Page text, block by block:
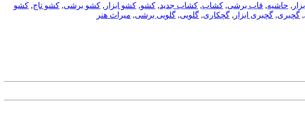
, حاشیه, قاب برشی, کشاب, کشاب جدید, کشو, کشو ابزار , کشو برشی, کشو تاج, کشو
, گچبری, گچبری ابزار , گچکاری, گلویی, گلویی برشی, میراث هنر